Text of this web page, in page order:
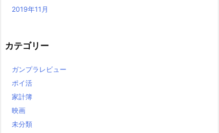
2019年11月
カテゴリー
ガンプラレビュー
ポイ活
家計簿
映画
未分類